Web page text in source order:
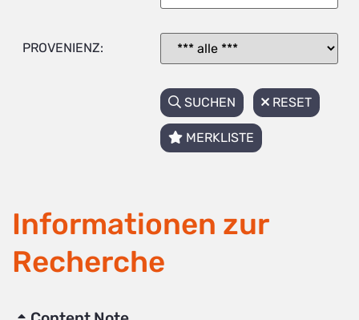
PROVENIENZ:
SUCHEN RESET
MERKLISTE
Informationen zur
Recherche